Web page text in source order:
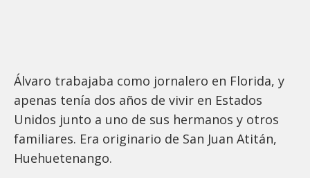
Álvaro trabajaba como jornalero en Florida, y
apenas tenía dos años de vivir en Estados
Unidos junto a uno de sus hermanos y otros
familiares. Era originario de San Juan Atitán,
Huehuetenango.